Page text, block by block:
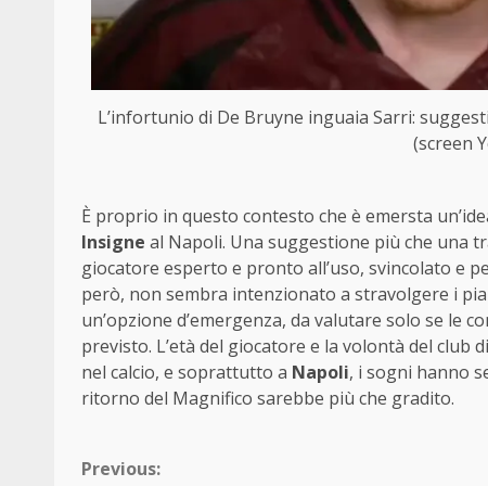
L’infortunio di De Bruyne inguaia Sarri:
(screen
È proprio in questo contesto che è emersta
Insigne al Napoli. Una suggestione più che una
giocatore esperto e pronto all’uso, svincolato e
però, non sembra intenzionato a stravolgere i
un’opzione d’emergenza, da valutare solo se le
previsto. L’età del giocatore e la volontà del
nel calcio, e soprattutto a Napoli, i sogni hanno
ritorno del Magnifico sarebbe più che gradito.
Continue
Previous: